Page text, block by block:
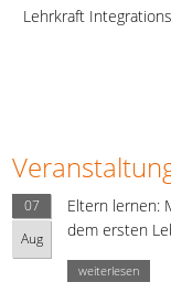
Lehrkraft
07
Aug
Eltern lernen:
dem ersten
weiterlesen